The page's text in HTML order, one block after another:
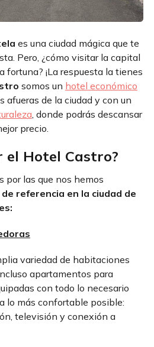
es una ciudad mágica que te
Pero, ¿cómo visitar la capital
fortuna? ¡La respuesta la tienes
somos un hotel económico
afueras de la ciudad y con un
, donde podrás descansar
precio.
el Hotel Castro?
por las que nos hemos
referencia en la ciudad de
variedad de habitaciones
apartamentos para
con todo lo necesario
lo más confortable posible:
televisión y conexión a